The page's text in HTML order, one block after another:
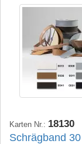
Karten Nr.: 18130
Schrägband